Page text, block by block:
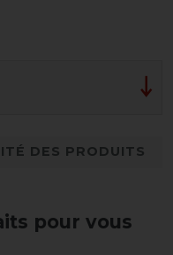
DES PRODUITS
pour vous